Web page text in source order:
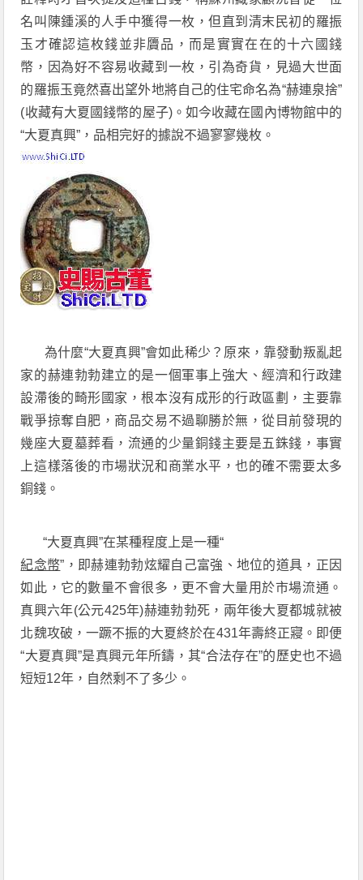
名叫陳鍾溪的人手中獲得一枚，但直到清末民初的羅振
玉才確認這枚錢並非贗品，而是實實在在的十六國錢
幣，因為好不容易收藏到一枚，引為奇貨，見過大世面
的羅振玉竟然喜出望外地將自己的住宅命名為“赫連泉捨”
(收藏有大夏國錢幣的屋子)。如今收藏在國內博物館中的
“大夏真興”，品相完好的據說不過寥寥幾枚。
為什麼“大夏真興”會如此稀少？原來，靠發動叛亂起
家的赫連勃勃建立的是一個軍事上強大、經濟和行政建
設滯後的畸形國家，根本沒有成形的行政區劃，主要靠
戰爭掠奪自肥，商品交易不過聊勝於無，從目前發現的
幾座大夏墓葬看，流通的少量銅錢主要是五銖錢，事實
上這樣落後的市場狀況和商業水平，也的確不需要太多
銅錢。
“大夏真興”在某種程度上是一種“
紀念幣”，即赫連勃勃炫耀自己富強、地位的道具，正因
如此，它的數量不會很多，更不會大量用於市場流通。
真興六年(公元425年)赫連勃勃死，兩年後大夏都城就被
北魏攻破，一蹶不振的大夏終於在431年壽終正寢。即便
“大夏真興”是真興元年所鑄，其“合法存在”的歷史也不過
短短12年，自然剩不了多少。